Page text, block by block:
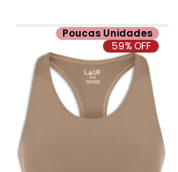
Poucas Unidades
59% OFF